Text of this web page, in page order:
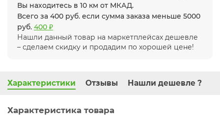
Вы находитесь в 10 км от МКАД.
Всего за 400 руб. если сумма заказа меньше 5000
руб. 400 ₽
Нашли данный товар на маркетплейсах дешевле
– сделаем скидку и продадим по хорошей цене!
Характеристики Отзывы Нашли дешевле ?
Характеристика товара